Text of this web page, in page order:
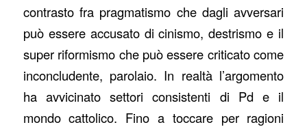
contrasto fra pragmatismo che dagli avversari
può essere accusato di cinismo, destrismo e il
super riformismo che può essere criticato come
inconcludente, parolaio. In realtà l’argomento
ha avvicinato settori consistenti di Pd e il
mondo cattolico. Fino a toccare per ragioni